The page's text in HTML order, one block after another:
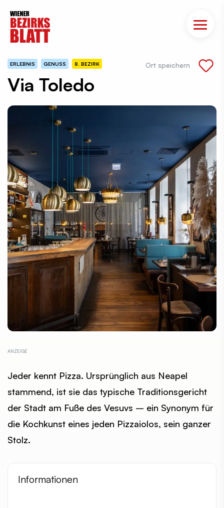
Ort speichern
ERLEBNIS GENUSS 8. BEZIRK
Via Toledo
Jeder kennt Pizza. Ursprünglich aus Neapel
stammend, ist sie das typische Traditionsgericht
der Stadt am Fuße des Vesuvs – ein Synonym für
die Kochkunst eines jeden Pizzaiolos, sein ganzer
Stolz.
Informationen